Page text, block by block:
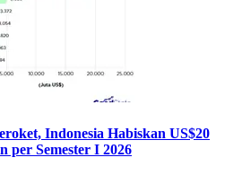
Indonesia Habiskan US$20
Semester I 2026